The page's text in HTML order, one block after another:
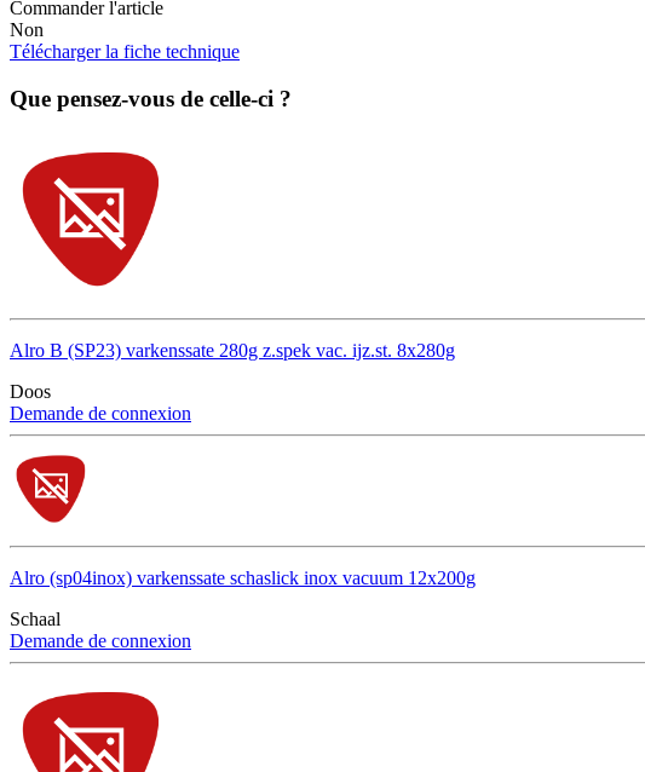
Commander l'article
Non
Télécharger la fiche technique
Que pensez-vous de celle-ci ?
Alro B (SP23) varkenssate 280g z.spek vac. ijz.st. 8x280g
Doos
Demande de connexion
Alro (sp04inox) varkenssate schaslick inox vacuum 12x200g
Schaal
Demande de connexion